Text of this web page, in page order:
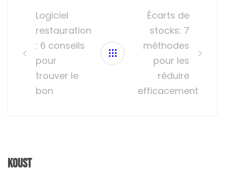
navigationLogiciel
restauration
: 6 conseils
pour
trouver le
bon
Écarts de
stocks: 7
méthodes
pour les
réduire
efficacement
Koust